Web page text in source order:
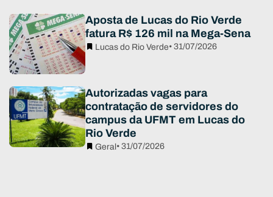
Aposta de Lucas do Rio Verde
fatura R$ 126 mil na Mega-Sena
Lucas do Rio Verde• 31/07/2026
Autorizadas vagas para
contratação de servidores do
campus da UFMT em Lucas do
Rio Verde
Geral • 31/07/2026